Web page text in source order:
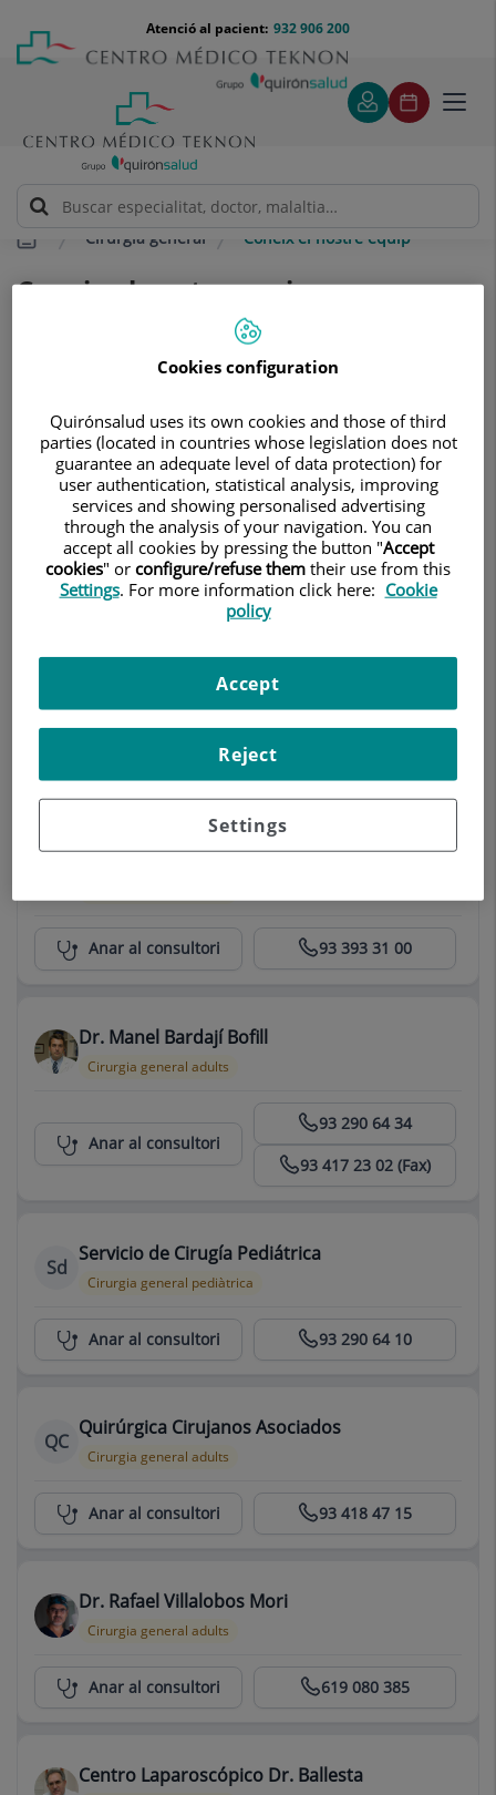
contingut
Menú
teléfono
cabecera
932 906 200
Atenció al pacient:
Cirurgia general Coneix el nostre equip
Coneix el nostre equip
El valor diferencial es troba en els
professionals que els integren
CB
Coloproctología Barcelona
Cirurgia general adults
Centro Médico Teknon 93 290 64 44
Anar al consultori
ID
Cirurgia general adults
93 290 62 17
Anar al consultori
Centro Médico Teknon 93 393 31 00
Anar al consultori
Dr. Manel Bardají Bofill
Cirurgia general adults
93 290 64 34
93 417 23 02 (Fax)
Anar al consultori
Sd
Servicio de Cirugía Pediátrica
Cirurgia general pediàtrica
Centro Médico Teknon 93 290 64 10
Anar al consultori
QC
Quirúrgica Cirujanos Asociados
Cirurgia general adults
Centro Médico Teknon 93 418 47 15
Anar al consultori
Dr. Rafael Villalobos Mori
Cirurgia general adults
Centro Médico Teknon 619 080 385
Anar al consultori
Centro Laparoscópico Dr. Ballesta
Cookies configuration
Quirónsalud uses its own cookies and those of third
parties (located in countries whose legislation does not
guarantee an adequate level of data protection) for
user authentication, statistical analysis, improving
services and showing personalised advertising
through the analysis of your navigation. You can
accept all cookies by pressing the button "Accept
cookies" or configure/refuse them their use from this
Settings. For more information click here: Cookie
policy
Settings
Reject
Accept